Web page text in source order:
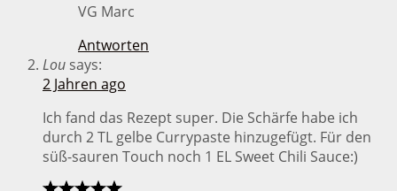
VG Marc
Antworten
Lou says:
2 Jahren ago
Ich fand das Rezept super. Die Schärfe habe ich
durch 2 TL gelbe Currypaste hinzugefügt. Für den
süß-sauren Touch noch 1 EL Sweet Chili Sauce:)